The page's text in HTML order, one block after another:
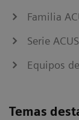
Familia
Serie
Equipos
Temas